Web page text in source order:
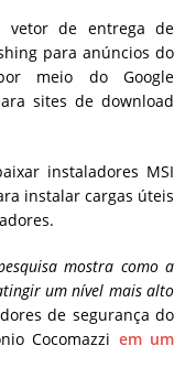
vetor de entrega de
para anúncios do
meio do Google
sites de download
instaladores MSI
instalar cargas úteis
mostra como a
um nível mais alto
de segurança do
Cocomazzi em um